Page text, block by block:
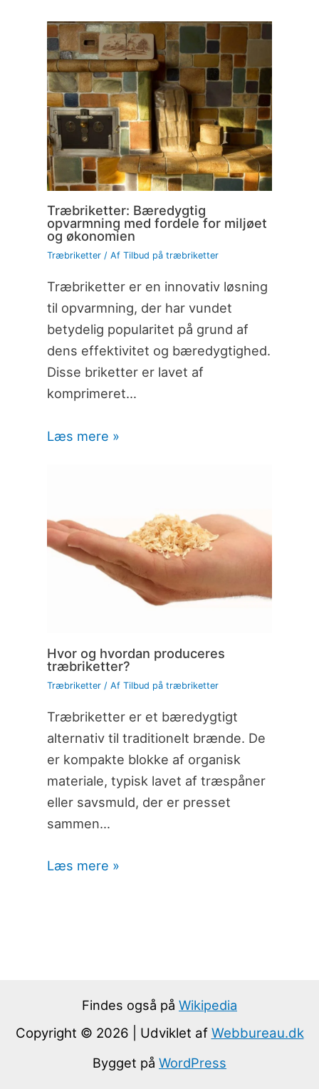
Træbriketter: Bæredygtig
opvarmning med fordele for miljøet
og økonomien
Træbriketter/ Af Tilbud på træbriketter
Træbriketter er en innovativ løsning
til opvarmning, der har vundet
betydelig popularitet på grund af
dens effektivitet og bæredygtighed.
Disse briketter er lavet af
komprimeret…
Læs mere »
Hvor og hvordan produceres
træbriketter?
Træbriketter/ Af Tilbud på træbriketter
Træbriketter er et bæredygtigt
alternativ til traditionelt brænde. De
er kompakte blokke af organisk
materiale, typisk lavet af træspåner
eller savsmuld, der er presset
sammen…
Læs mere »
Findes også på Wikipedia
Copyright © 2026 | Udviklet af Webbureau.dk
Bygget på WordPress